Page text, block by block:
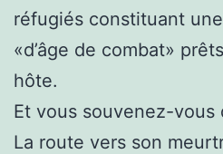
réfugiés constituant
«d’âge de combat»
hôte.
Et vous souvenez-vous
La route vers son